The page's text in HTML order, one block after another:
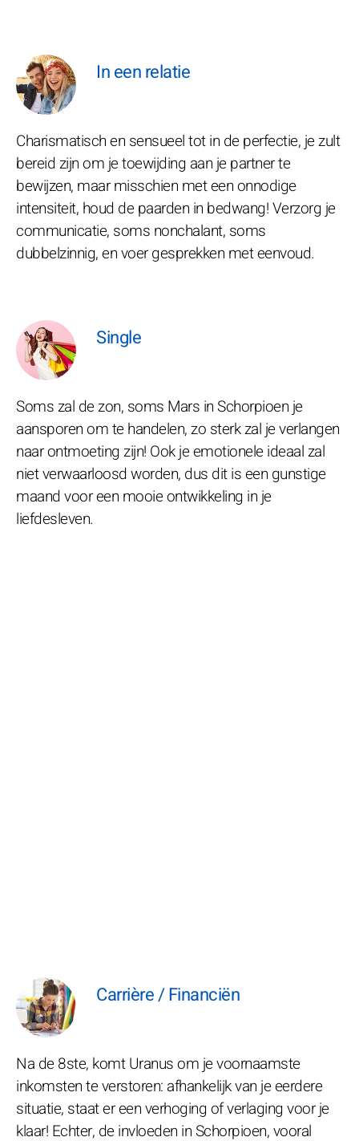
In een relatie
Charismatisch en sensueel tot in de perfectie, je zult
bereid zijn om je toewijding aan je partner te
bewijzen, maar misschien met een onnodige
intensiteit, houd de paarden in bedwang! Verzorg je
communicatie, soms nonchalant, soms
dubbelzinnig, en voer gesprekken met eenvoud.
Single
Soms zal de zon, soms Mars in Schorpioen je
aansporen om te handelen, zo sterk zal je verlangen
naar ontmoeting zijn! Ook je emotionele ideaal zal
niet verwaarloosd worden, dus dit is een gunstige
maand voor een mooie ontwikkeling in je
liefdesleven.
Carrière / Financiën
Na de 8ste, komt Uranus om je voornaamste
inkomsten te verstoren: afhankelijk van je eerdere
situatie, staat er een verhoging of verlaging voor je
klaar! Echter, de invloeden in Schorpioen, vooral